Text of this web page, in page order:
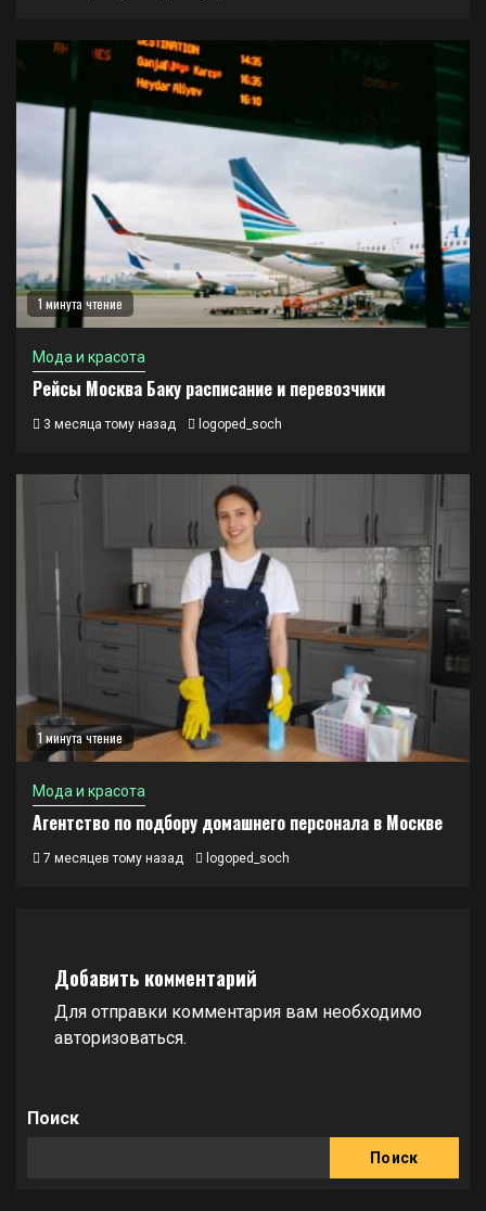
1 минута чтение
Мода и красота
Рейсы Москва Баку расписание и перевозчики
3 месяца тому назад logoped_soch
1 минута чтение
Мода и красота
Агентство по подбору домашнего персонала в Москве
7 месяцев тому назад logoped_soch
Добавить комментарий
Для отправки комментария вам необходимо
авторизоваться.
Поиск
Поиск